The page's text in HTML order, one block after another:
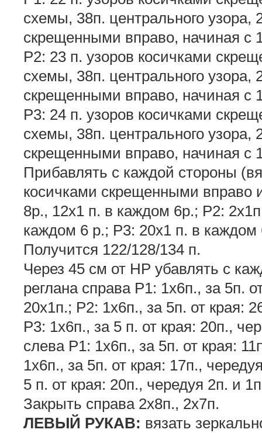
схемы, 38п. центрального узора,
скрещенными вправо, начиная с
Р2: 23 п. узоров косичками
схемы, 38п. центрального узора,
скрещенными вправо, начиная с
Р3: 24 п. узоров косичками
схемы, 38п. центрального узора,
скрещенными вправо, начиная с
Прибавлять с каждой стороны
косичками скрещенными вправо
8р., 12х1 п. в каждом 6р.; Р2:
каждом 6 р.; Р3: 20х1 п. в
Получится 122/128/134 п.
Через 45 см от НР убавлять с
реглана справа Р1: 1х6п., за 5п.
20х1п.; Р2: 1х6п., за 5п. от края:
Р3: 1х6п., за 5 п. от края: 20п.,
слева Р1: 1х6п., за 5п. от края:
1х6п., за 5п. от края: 17п.,
5 п. от края: 20п., чередуя 2п. и
Закрыть справа 2х8п., 2х7п.
ЛЕВЫЙ РУКАВ: вязать